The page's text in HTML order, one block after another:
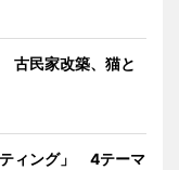
古民家改築、猫と
ティング」 4テーマ